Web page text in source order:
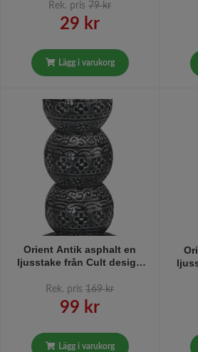
Rek. pris 79 kr
29 kr
Lägg i varukorg
Orient Antik asphalt en
ljusstake från Cult design
Rek. pris 169 kr
99 kr
Lägg i varukorg